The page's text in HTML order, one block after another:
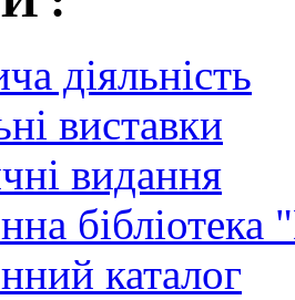
діяльність
виставки
видання
каталог